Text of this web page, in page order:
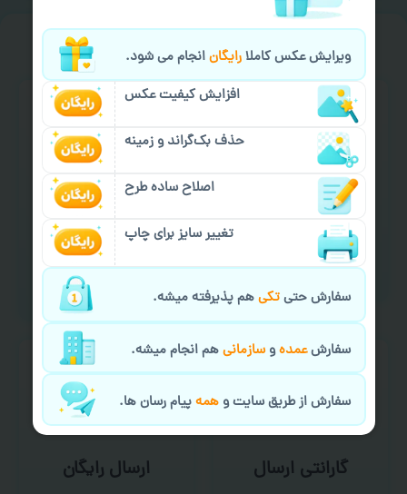
خیالت راحت از سفارش گیری
سفارش گیری آنلاین
امکان سفارش از طریق چت و
سایت با پشتیبانی آنلاین
چاپ عمده و فوری
برای درخواست خدمات چاپ
عمده و فوری با ما تماس
تماس با ما)
گارانتی ارسال ارسال رایگان
ویرایش عکس کاملارایگانانجام می شود.
افزایش کیفیت عکس
حذف بک‌گراند و زمینه
اصلاح ساده طرح
تغییر سایز برای چاپ
سفارش حتیتکیهم پذیرفته میشه.
سفارشعمدهوسازمانیهم انجام میشه.
سفارش از طریق سایت وهمهپیام رسان ها.